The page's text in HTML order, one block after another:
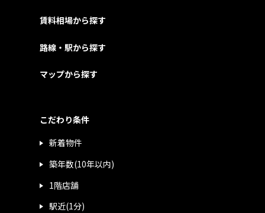
賃料相場から探す
路線・駅から探す
マップから探す
こだわり条件
新着物件
築年数(10年以内)
1階店舗
駅近(1分)